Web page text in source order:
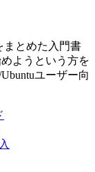
まとめた入門書
ようという方を
ユーザー向